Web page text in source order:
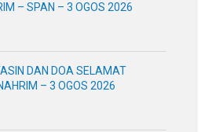
– SPAN – 3 OGOS 2026
DAN DOA SELAMAT
– 3 OGOS 2026